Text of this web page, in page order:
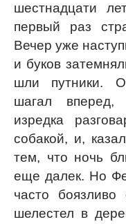
шестнадцати
первый раз
Вечер уже
и буков
шли путники.
шагал вперед,
изредка
собакой, и,
тем, что ночь
еще далек. Но
часто боязливо
шелестел в